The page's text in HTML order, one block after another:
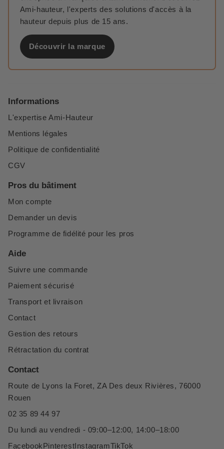
Ami-hauteur, l'experts des solutions d'accès à la
hauteur depuis plus de 15 ans.
Découvrir la marque
Informations
L'expertise Ami-Hauteur
Mentions légales
Politique de confidentialité
CGV
Pros du bâtiment
Mon compte
Demander un devis
Programme de fidélité pour les pros
Aide
Suivre une commande
Paiement sécurisé
Transport et livraison
Contact
Gestion des retours
Rétractation du contrat
Contact
Route de Lyons la Foret, ZA Des deux Rivières, 76000
Rouen
02 35 89 44 97
Du lundi au vendredi - 09:00–12:00, 14:00–18:00
FacebookPinterestInstagramTikTok